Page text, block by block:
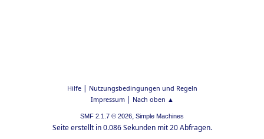
Hilfe| Nutzungsbedingungen und Regeln
Impressum| Nach oben ▲
SMF 2.1.7 © 2026, Simple Machines
Seite erstellt in 0.086 Sekunden mit 20 Abfragen.